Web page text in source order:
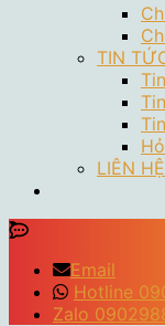
TIN
LIÊN HỆ
Email
Hotline
Zalo